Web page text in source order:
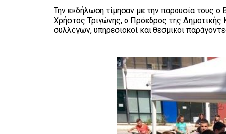
Την εκδήλωση τίμησαν με την παρουσία τους ο
Χρήστος Τριγώνης, ο Πρόεδρος της
συλλόγων, υπηρεσιακοί και θεσμικοί